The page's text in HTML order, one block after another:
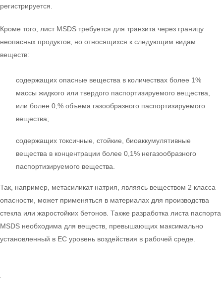
регистрируется.
Кроме того, лист MSDS требуется для транзита через границу
неопасных продуктов, но относящихся к следующим видам
веществ:
содержащих опасные вещества в количествах более 1%
массы жидкого или твердого паспортизируемого вещества,
или более 0,% объема газообразного паспортизируемого
вещества;
содержащих токсичные, стойкие, биоаккумулятивные
вещества в концентрации более 0,1% негазообразного
паспортизируемого вещества.
Так, например, метасиликат натрия, являясь веществом 2 класса
опасности, может применяться в материалах для производства
стекла или жаростойких бетонов. Также разработка листа паспорта
MSDS необходима для веществ, превышающих максимально
установленный в ЕС уровень воздействия в рабочей среде.